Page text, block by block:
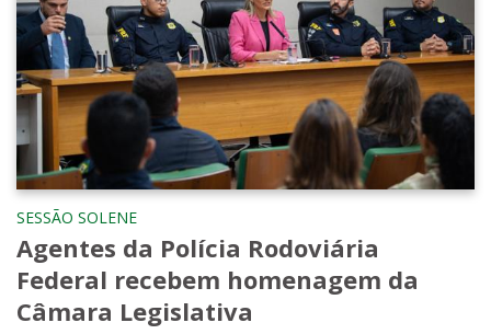
SESSÃO SOLENE
Agentes da Polícia Rodoviária
Federal recebem homenagem da
Câmara Legislativa